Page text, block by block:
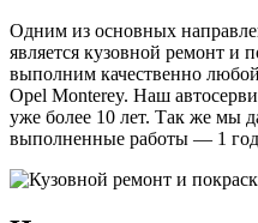
Одним из основных
является кузовной ремонт и
выполним качественно
Opel Monterey. Наш
уже более 10 лет. Так же мы
выполненные работы — 1